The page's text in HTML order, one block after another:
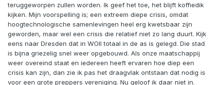
teruggeworpen zullen worden. Ik geef het toe, het blijft koffiedik
kijken. Mijn voorspelling is; een extreem diepe crisis, omdat
hoogtechnologische samenlevingen heel erg kwetsbaar zijn
geworden, maar wel een crisis die relatief niet zo lang duurt. Kijk
eens naar Dresden dat in WOII totaal in de as is gelegd. Die stad
is bijna griezelig snel weer opgebouwd. Als onze maatschappij
weer overeind staat en iedereen heeft ervaren hoe diep een
crisis kan zijn, dan zie ik pas het draagvlak ontstaan dat nodig is
voor een grote preppers vereniging. Nu geloof ik daar niet in.